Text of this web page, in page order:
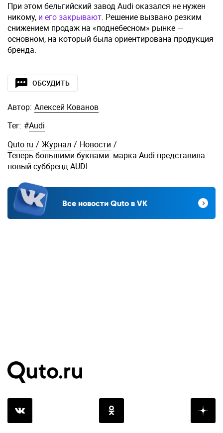
При этом бельгийский завод Audi оказался не нужен
никому, и его закрывают. Решение вызвано резким
снижением продаж на «поднебесном» рынке —
основном, на который была ориентирована продукция
бренда.
ОБСУДИТЬ
Автор: Алексей Кованов
Тег: #Audi
Quto.ru / Журнал / Новости /
Теперь большими буквами: марка Audi представила
новый суббренд AUDI
Все новости Quto в VK